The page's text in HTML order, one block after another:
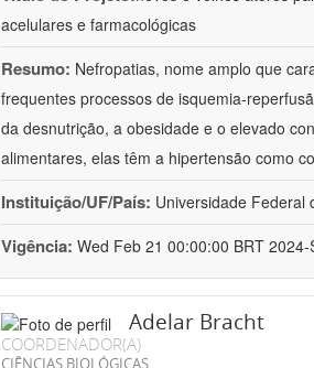
acelulares e farmacológicas
Resumo: Nefropatias, nome amplo que
frequentes processos de isquemia-
da desnutrição, a obesidade e o elevado
alimentares, elas têm a hipertensão como
Instituição/UF/País: Universidade Federal
Vigência: Wed Feb 21 00:00:00 BRT
Adelar Bracht
COORDENADOR(A)
CIÊNCIAS BIOLÓGICAS